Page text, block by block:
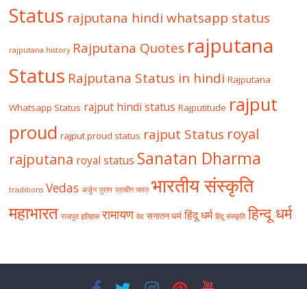
Status rajputana hindi whatsapp status
rajputana history Rajputana Quotes rajputana
Status Rajputana Status in hindi Rajputana
Whatsapp Status rajput hindi status Rajputitude rajput
proud rajput proud status rajput Status royal
rajputana royal status Sanatan Dharma
traditions Vedas अर्जुन पुराण प्राचीन भारत भारतीय संस्कृति
महाभारत राजपूत इतिहास रामायण वेद सनातन धर्म हिंदू धर्म हिंदू संस्कृति हिन्दू धर्म